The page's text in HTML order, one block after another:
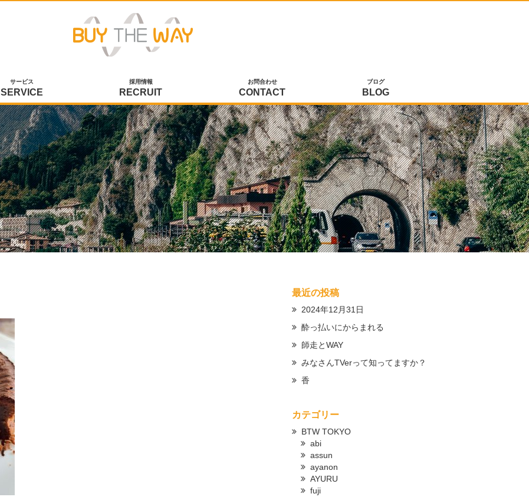
サービス
SERVICE
採用情報
RECRUIT
お問合わせ
CONTACT
ブログ
BLOG
最近の投稿
2024年12月31日
酔っ払いにからまれる
師走とWAY
みなさんTVerって知ってますか？
香
カテゴリー
BTW TOKYO
abi
assun
ayanon
AYURU
fuji